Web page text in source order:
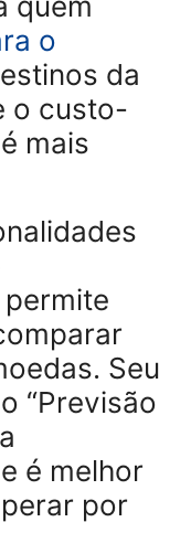
quem
para
de
voos
com
oferece
e
mercado
quem
o
da
o custo-
é mais